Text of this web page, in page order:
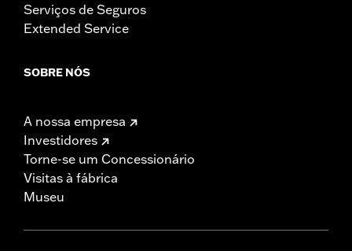
Serviços de Seguros
Extended Service
SOBRE NÓS
A nossa empresa
Investidores
Torne-se um Concessionário
Visitas à fábrica
Museu